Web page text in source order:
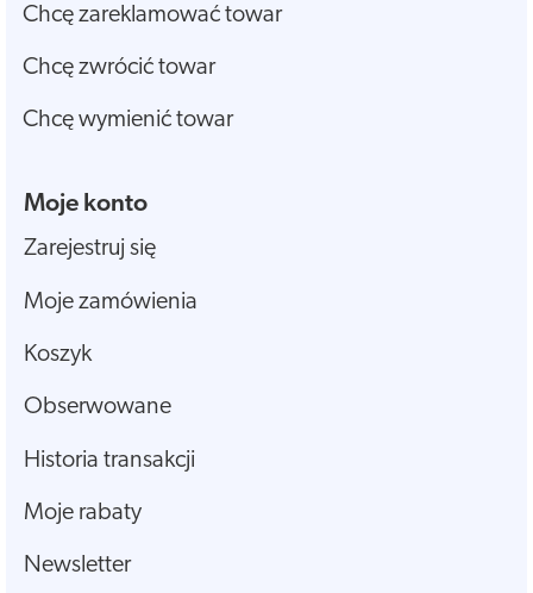
Chcę zareklamować towar
Chcę zwrócić towar
Chcę wymienić towar
Moje konto
Zarejestruj się
Moje zamówienia
Koszyk
Obserwowane
Historia transakcji
Moje rabaty
Newsletter